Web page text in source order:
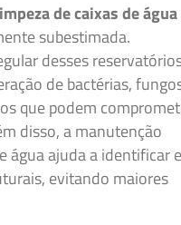
de caixas de água
subestimada.
desses
de bactérias,
que podem
disso, a manutenção
água ajuda a identificar
evitando maiores